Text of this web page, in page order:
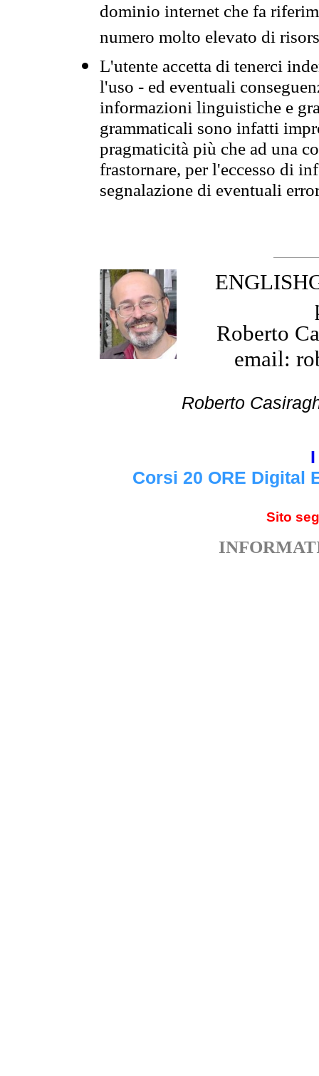
dominio internet che fa
numero molto elevato di
L'utente accetta di tenerci
l'uso - ed eventuali
informazioni linguistiche e
grammaticali sono infatti
pragmaticità più che ad una
frastornare, per l'eccesso di
segnalazione di eventuali
Roberto
email:
Roberto
Corsi 20 ORE Digital
Sito